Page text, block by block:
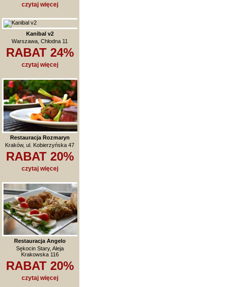
czytaj więcej
Kanibal v2
Warszawa, Chłodna 11
RABAT 24%
czytaj więcej
Restauracja Rozmaryn
Kraków, ul. Kobierzyńska 47
RABAT 20%
czytaj więcej
Restauracja Angelo
Sękocin Stary, Aleja
Krakowska 116
RABAT 20%
czytaj więcej